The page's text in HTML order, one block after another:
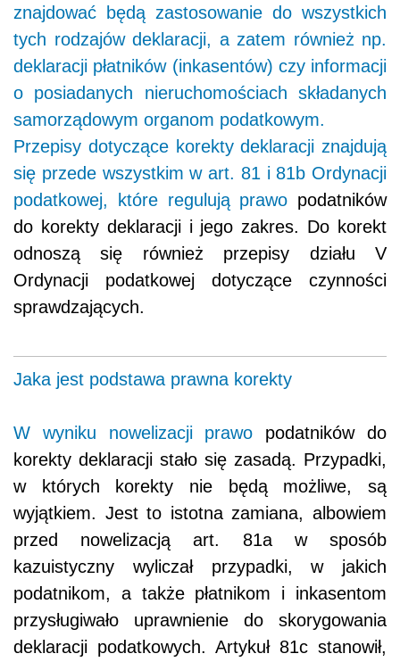
znajdować będą zastosowanie do wszystkich
tych rodzajów deklaracji, a zatem również np.
deklaracji płatników (inkasentów) czy informacji
o posiadanych nieruchomościach składanych
samorządowym organom podatkowym.
Przepisy dotyczące korekty deklaracji znajdują
się przede wszystkim w art. 81 i 81b Ordynacji
podatkowej, które regulują prawo podatników
do korekty deklaracji i jego zakres. Do korekt
odnoszą się również przepisy działu V
Ordynacji podatkowej dotyczące czynności
sprawdzających.
Jaka jest podstawa prawna korekty
W wyniku nowelizacji prawo podatników do
korekty deklaracji stało się zasadą. Przypadki,
w których korekty nie będą możliwe, są
wyjątkiem. Jest to istotna zamiana, albowiem
przed nowelizacją art. 81a w sposób
kazuistyczny wyliczał przypadki, w jakich
podatnikom, a także płatnikom i inkasentom
przysługiwało uprawnienie do skorygowania
deklaracji podatkowych. Artykuł 81c stanowił,